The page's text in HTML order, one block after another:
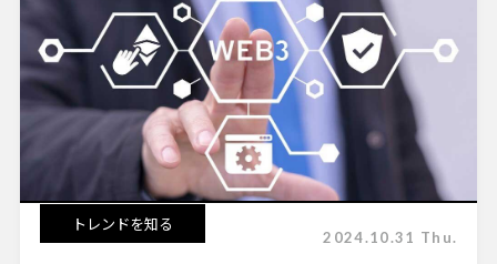
トレンドを知る
2024.10.31 Thu.